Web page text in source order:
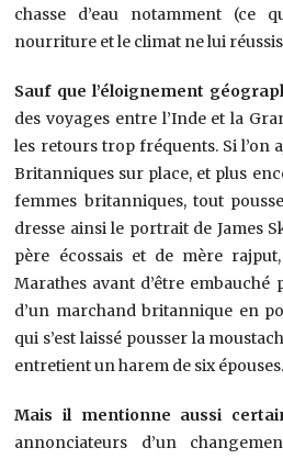
chasse d’eau notamment (ce
nourriture et le climat ne lui
Sauf que l’éloignement
des voyages entre l’Inde et la
les retours trop fréquents. Si l’on
Britanniques sur place, et plus
femmes britanniques, tout
dresse ainsi le portrait de James
père écossais et de mère
Marathes avant d’être embauché
d’un marchand britannique en
qui s’est laissé pousser la
entretient un harem de six épouses.
Mais il mentionne aussi
annonciateurs d’un